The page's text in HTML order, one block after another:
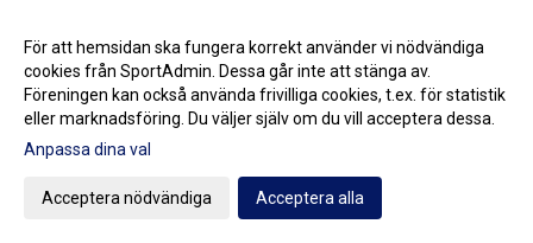
Köp Bingolotter till Nyårsafton av Kulladals FF 2022-12-26 21:49
Bra insats i Skånecupen av P2015 2022-12-26 21:30
GOD JUL TILL ER ALLA 2022-12-23 20:23
Resultat Dragning Kulladals FF Jullotteri 2022
P2010 avslutade säsongen med beachvolleyboll
Köp era Jul-Bingolotter av Kulladals FF vid ICA Kvantum
För att hemsidan ska fungera korrekt använder vi nödvändiga
cookies från SportAdmin. Dessa går inte att stänga av.
Föreningen kan också använda frivilliga cookies, t.ex. för statistik
eller marknadsföring. Du väljer själv om du vill acceptera dessa.
Anpassa dina val
Acceptera nödvändiga Acceptera alla